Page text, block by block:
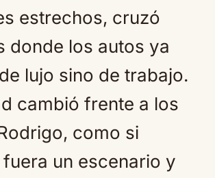
estrechos, cruzó
donde los autos ya
lujo sino de trabajo.
cambió frente a los
como si
un escenario y